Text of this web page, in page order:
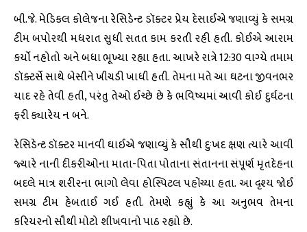
બી.જે. મેડિકલ કોલેજના રેસિડેન્ટ ડૉક્ટર પ્રેય દેસાઈએ જણાવ્યું કે સમગ્ર
ટીમ બપોરથી મધરાત સુધી સતત કામ કરતી રહી હતી. કોઈએ આરામ
કર્યો નહોતો અને બધા ભૂખ્યા રહ્યા હતા. આખરે રાત્રે 12:30 વાગ્યે તમામ
ડૉક્ટર્સે સાથે બેસીને ખીચડી ખાધી હતી. તેમના મતે આ ઘટના જીવનભર
યાદ રહે તેવી હતી, પરંતુ તેઓ ઈચ્છે છે કે ભવિષ્યમાં આવી કોઈ દુર્ઘટના
ફરી ક્યારેય ન બને.
રેસિડેન્ટ ડૉક્ટર માનવી ઘાઈએ જણાવ્યું કે સૌથી દુઃખદ ક્ષણ ત્યારે આવી
જ્યારે નાની દીકરીઓના માતા-પિતા પોતાના સંતાનના સંપૂર્ણ મૃતદેહના
બદલે માત્ર શરીરના ભાગો લેવા હોસ્પિટલ પહોંચ્યા હતા. આ દૃશ્ય જોઈ
સમગ્ર ટીમ હેબતાઈ ગઈ હતી. તેમણે કહ્યું કે આ અનુભવ તેમના
કરિયરનો સૌથી મોટો શીખવાનો પાઠ રહ્યો છે.